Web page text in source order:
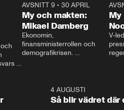
AVSNITT 9• 30 APRIL
My och makten:
Mikael Damberg
Ekonomin,
finansministerrollen och
demografikrisen.
och Makten.
My
V-
– Vi
vara
1:064 AUGUSTI
Så blir vädret där